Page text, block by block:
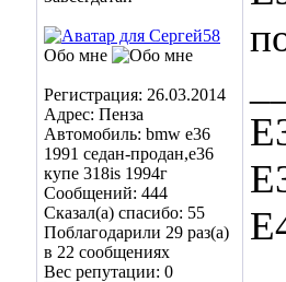
Обо мне
Регистрация: 26.03.2014
Адрес: Пенза
Автомобиль: bmw e36
1991 седан-продан,е36
купе 318is 1994г
Сообщений: 444
Сказал(а) спасибо: 55
Поблагодарили 29 раз(а)
в 22 сообщениях
Вес репутации: 0